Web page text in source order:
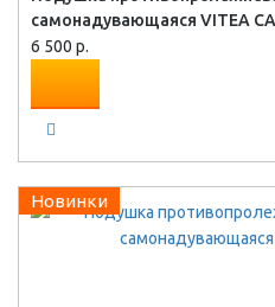
самонадувающаяся VITEA
6 500 р.
Новинки